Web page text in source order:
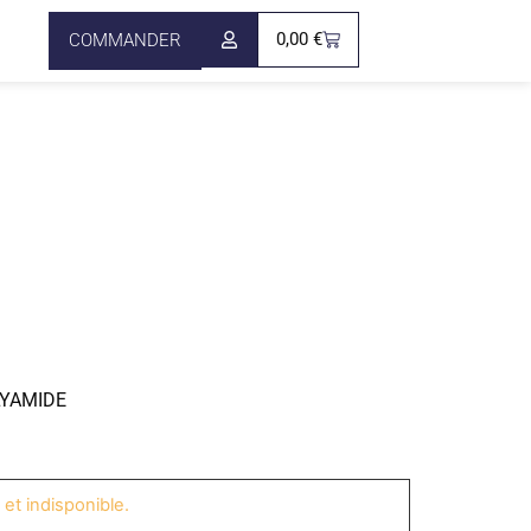
COMMANDER 0,00€
indisponible.